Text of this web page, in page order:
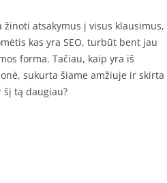
atsakymus į visus klausimus,
kas yra SEO, turbūt bent jau
forma. Tačiau, kaip yra iš
sukurta šiame amžiuje ir skirta
tą daugiau?